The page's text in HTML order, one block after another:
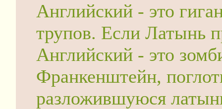
Английский - это
трупов. Если Латынь
Английский - это
Франкенштейн,
разложившуюся